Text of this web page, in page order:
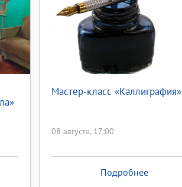
Мастер-класс «Каллиграфия»
08 августа, 17:00
Подробнее